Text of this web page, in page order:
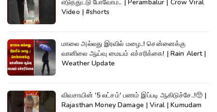
எடுத்துட்டு போவோம்.. | Perambalur | Crow Viral
Video | #shorts
மாலை அல்லது இரவில் மழை..! சென்னைக்கு
வானிலை ஆய்வு மையம் எச்சரிக்கை! | Rain Alert |
Weather Update
விவசாயின் '5 லட்சம்' பணம் இப்படி ஆகிடுச்சே..!🥺 |
Rajasthan Money Damage | Viral | Kumudam